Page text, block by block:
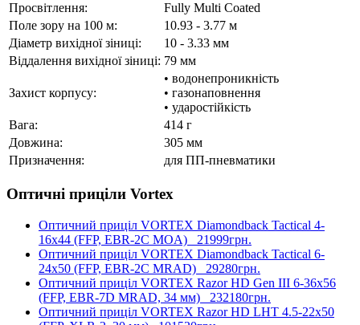
Просвітлення:
Fully Multi Coated
Поле зору на 100 м:
10.93 - 3.77 м
Діаметр вихідної зіниці:
10 - 3.33 мм
Віддалення вихідної зіниці: 79 мм
Захист корпусу:
• водонепроникність
• газонаповнення
• ударостійкість
Вага:
414 г
Довжина:
305 мм
Призначення:
для ПП-пневматики
Оптичні приціли Vortex
Оптичний приціл VORTEX Diamondback Tactical 4-
16x44 (FFP, EBR-2C MOA) 21999грн.
Оптичний приціл VORTEX Diamondback Tactical 6-
24x50 (FFP, EBR-2C MRAD) 29280грн.
Оптичний приціл VORTEX Razor HD Gen III 6-36x56
(FFP, EBR-7D MRAD, 34 мм) 232180грн.
Оптичний приціл VORTEX Razor HD LHT 4.5-22x50